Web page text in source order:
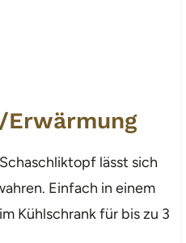
lässt sich
Einfach in einem
Kühlschrank für bis zu 3